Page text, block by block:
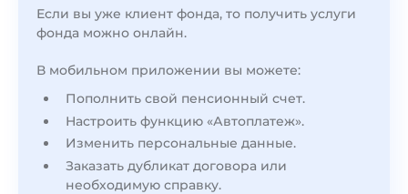
Если вы уже клиент фонда, то получить услуги
фонда можно онлайн.
В мобильном приложении вы можете:
Пополнить свой пенсионный счет.
Настроить функцию «Автоплатеж».
Изменить персональные данные.
Заказать дубликат договора или
необходимую справку.